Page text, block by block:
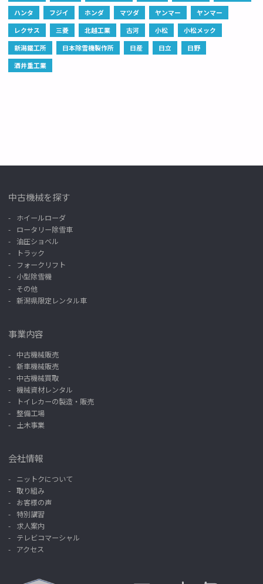
ハンタ
フジイ ホンダ マツダ ヤンマー
ヤンマー
レクサス
三菱 北越工業 古河 小松
小松メック
新潟鐵工所
日本除雪機製作所 日産 日立
日野
酒井重工業
中古機械を探す
ホイールローダ
ロータリー除雪車
油圧ショベル
トラック
フォークリフト
小型除雪機
その他
新潟県限定レンタル車
事業内容
中古機械販売
新車機械販売
中古機械買取
機械資材レンタル
トイレカーの製造・販売
整備工場
土木事業
会社情報
ニットクについて
取り組み
お客様の声
特別講習
求人案内
テレビコマーシャル
アクセス